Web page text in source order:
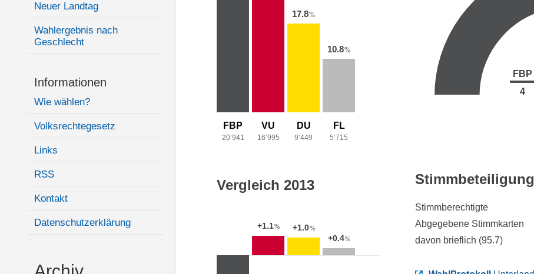
Neuer Landtag
Wahlergebnis nach
Geschlecht
Informationen
Wie wählen?
Volksrechtegesetz
Links
RSS
Kontakt
Datenschutzerklärung
FBP
20’941
VU
16’995
17.8%
DU
9’449
10.8%
FL
5’715
FBP
4
Vergleich 2013
+1.1% +1.0%
+0.4%
Stimmbeteiligung
Stimmberechtigte
Abgegebene Stimmkarten
davon brieflich (95.7)